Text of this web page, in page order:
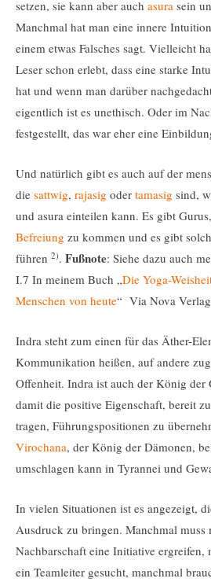
setzen, sie kann aber auch asura sein
Manchmal hat man eine innere
einem etwas Falsches sagt. Vielleicht
Leser schon erlebt, dass eine starke
hat und wenn man darüber
eigentlich ist es unethisch. Oder im
festgestellt, das war eher eine
Und natürlich gibt es auch auf der
die sattwig, rajasig oder tamasig sind,
und asura einteilen kann. Es gibt
Befreiung zu kommen und es gibt
führen 2). Fußnote: Siehe dazu auch
I.7 In meinem Buch „Die Yoga-
Menschen von heute“ Via Nova
Indra steht zum einen für das Äther-
Kommunikation heißen, auf andere
Offenheit. Indra ist auch der König der
damit die positive Eigenschaft, bereit
tragen, Führungspositionen zu
Virochana, der König der Dämonen,
umschlagen kann in Tyrannei und
In vielen Situationen ist es angezeigt,
Ausdruck zu bringen. Manchmal
Nachbarschaft eine Initiative
ein Teamleiter gesucht, manchmal